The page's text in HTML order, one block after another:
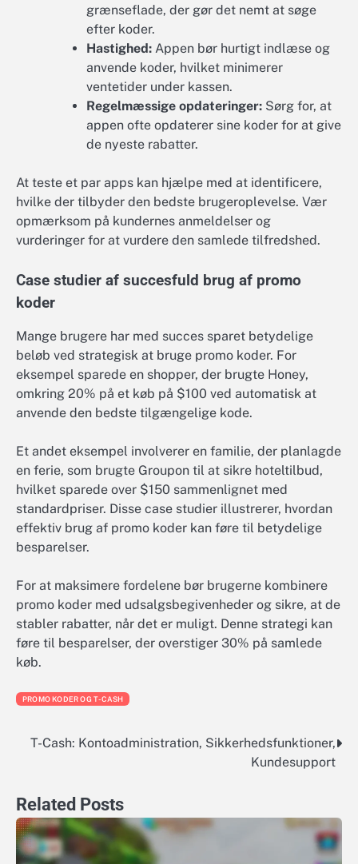
grænseflade, der gør det nemt at søge
efter koder.
Hastighed: Appen bør hurtigt indlæse og
anvende koder, hvilket minimerer
ventetider under kassen.
Regelmæssige opdateringer: Sørg for, at
appen ofte opdaterer sine koder for at give
de nyeste rabatter.
At teste et par apps kan hjælpe med at identificere,
hvilke der tilbyder den bedste brugeroplevelse. Vær
opmærksom på kundernes anmeldelser og
vurderinger for at vurdere den samlede tilfredshed.
Case studier af succesfuld brug af promo
koder
Mange brugere har med succes sparet betydelige
beløb ved strategisk at bruge promo koder. For
eksempel sparede en shopper, der brugte Honey,
omkring 20% på et køb på $100 ved automatisk at
anvende den bedste tilgængelige kode.
Et andet eksempel involverer en familie, der planlagde
en ferie, som brugte Groupon til at sikre hoteltilbud,
hvilket sparede over $150 sammenlignet med
standardpriser. Disse case studier illustrerer, hvordan
effektiv brug af promo koder kan føre til betydelige
besparelser.
For at maksimere fordelene bør brugerne kombinere
promo koder med udsalgsbegivenheder og sikre, at de
stabler rabatter, når det er muligt. Denne strategi kan
føre til besparelser, der overstiger 30% på samlede
køb.
PROMO KODER OG T-CASH
Post
T-Cash: Kontoadministration, Sikkerhedsfunktioner,
Kundesupport
Related Posts